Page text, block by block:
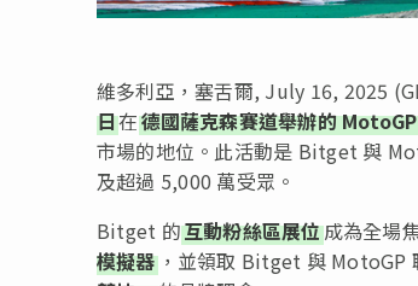
維多利亞，塞舌爾, July 16, 2025
日在德國薩克森賽道舉辦的
市場的地位。此活動是 Bitget 與
及超過 5,000 萬受眾。
Bitget 的互動粉絲區展位成為全場
模擬器，並領取 Bitget 與 MotoGP